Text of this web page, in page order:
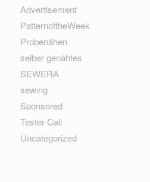
Advertisement
PatternoftheWeek
Probenähen
selber genähtes
SEWERA
sewing
Sponsored
Tester Call
Uncategorized